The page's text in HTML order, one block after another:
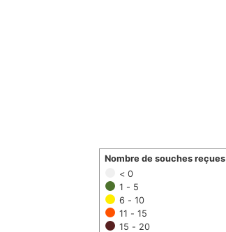
< 0
1 - 5
6 - 10
11 - 15
15 - 20
Nombre de souches reçues